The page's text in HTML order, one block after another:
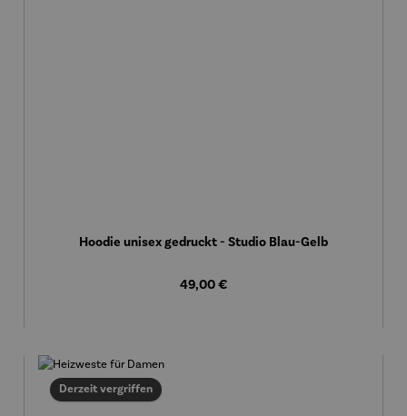
Hoodie unisex gedruckt - Studio Blau-Gelb
Regulärer Preis:
49,00 €
Derzeit vergriffen